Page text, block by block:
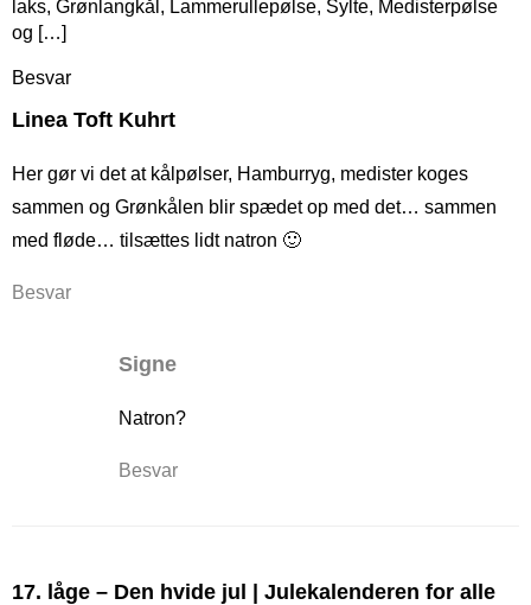
laks, Grønlangkål, Lammerullepølse, Sylte, Medisterpølse
og […]
Besvar
Linea Toft Kuhrt
Her gør vi det at kålpølser, Hamburryg, medister koges
sammen og Grønkålen blir spædet op med det… sammen
med fløde… tilsættes lidt natron 🙂
Besvar
Signe
Natron?
Besvar
17. låge – Den hvide jul | Julekalenderen for alle